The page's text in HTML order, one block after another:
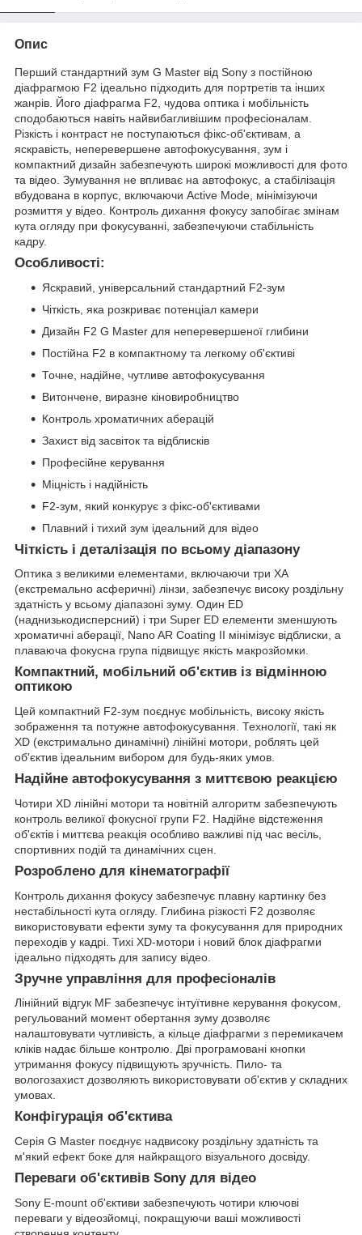
Опис
Перший стандартний зум G Master від Sony з постійною
діафрагмою F2 ідеально підходить для портретів та інших
жанрів. Його діафрагма F2, чудова оптика і мобільність
сподобаються навіть найвибагливішим професіоналам.
Різкість і контраст не поступаються фікс-об'єктивам, а
яскравість, неперевершене автофокусування, зум і
компактний дизайн забезпечують широкі можливості для фото
та відео. Зумування не впливає на автофокус, а стабілізація
вбудована в корпус, включаючи Active Mode, мінімізуючи
розмиття у відео. Контроль дихання фокусу запобігає змінам
кута огляду при фокусуванні, забезпечуючи стабільність
кадру.
Особливості:
Яскравий, універсальний стандартний F2-зум
Чіткість, яка розкриває потенціал камери
Дизайн F2 G Master для неперевершеної глибини
Постійна F2 в компактному та легкому об'єктиві
Точне, надійне, чутливе автофокусування
Витончене, виразне кіновиробництво
Контроль хроматичних аберацій
Захист від засвіток та відблисків
Професійне керування
Міцність і надійність
F2-зум, який конкурує з фікс-об'єктивами
Плавний і тихий зум ідеальний для відео
Чіткість і деталізація по всьому діапазону
Оптика з великими елементами, включаючи три XA
(екстремально асферичні) лінзи, забезпечує високу роздільну
здатність у всьому діапазоні зуму. Один ED
(наднизькодисперсний) і три Super ED елементи зменшують
хроматичні аберації, Nano AR Coating II мінімізує відблиски, а
плаваюча фокусна група підвищує якість макрозйомки.
Компактний, мобільний об'єктив із відмінною
оптикою
Цей компактний F2-зум поєднує мобільність, високу якість
зображення та потужне автофокусування. Технології, такі як
XD (екстримально динамічні) лінійні мотори, роблять цей
об'єктив ідеальним вибором для будь-яких умов.
Надійне автофокусування з миттєвою реакцією
Чотири XD лінійні мотори та новітній алгоритм забезпечують
контроль великої фокусної групи F2. Надійне відстеження
об'єктів і миттєва реакція особливо важливі під час весіль,
спортивних подій та динамічних сцен.
Розроблено для кінематографії
Контроль дихання фокусу забезпечує плавну картинку без
нестабільності кута огляду. Глибина різкості F2 дозволяє
використовувати ефекти зуму та фокусування для природних
переходів у кадрі. Тихі XD-мотори і новий блок діафрагми
ідеально підходять для запису відео.
Зручне управління для професіоналів
Лінійний відгук MF забезпечує інтуїтивне керування фокусом,
регульований момент обертання зуму дозволяє
налаштовувати чутливість, а кільце діафрагми з перемикачем
кліків надає більше контролю. Дві програмовані кнопки
утримання фокусу підвищують зручність. Пило- та
вологозахист дозволяють використовувати об'єктив у складних
умовах.
Конфігурація об'єктива
Серія G Master поєднує надвисоку роздільну здатність та
м'який ефект боке для найкращого візуального досвіду.
Переваги об'єктивів Sony для відео
Sony E-mount об'єктиви забезпечують чотири ключові
переваги у відеозйомці, покращуючи ваші можливості